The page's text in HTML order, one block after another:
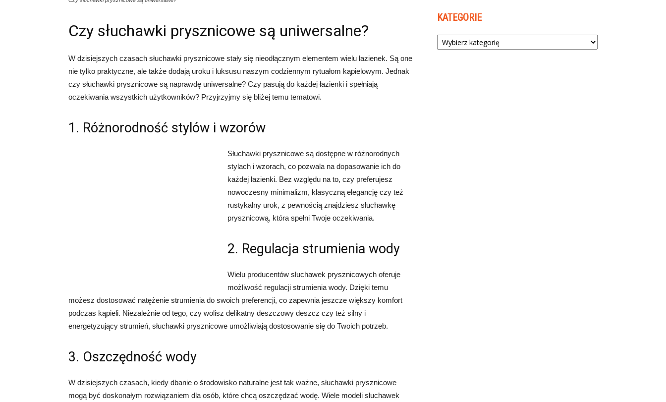
Czy słuchawki prysznicowe są uniwersalne?
W dzisiejszych czasach słuchawki prysznicowe stały się nieodłącznym elementem wielu łazienek. Są one
nie tylko praktyczne, ale także dodają uroku i luksusu naszym codziennym rytuałom kąpielowym. Jednak
czy słuchawki prysznicowe są naprawdę uniwersalne? Czy pasują do każdej łazienki i spełniają
oczekiwania wszystkich użytkowników? Przyjrzyjmy się bliżej temu tematowi.
1. Różnorodność stylów i wzorów
Słuchawki prysznicowe są dostępne w różnorodnych
stylach i wzorach, co pozwala na dopasowanie ich do
każdej łazienki. Bez względu na to, czy preferujesz
nowoczesny minimalizm, klasyczną elegancję czy też
rustykalny urok, z pewnością znajdziesz słuchawkę
prysznicową, która spełni Twoje oczekiwania.
2. Regulacja strumienia wody
Wielu producentów słuchawek prysznicowych oferuje
możliwość regulacji strumienia wody. Dzięki temu
możesz dostosować natężenie strumienia do swoich preferencji, co zapewnia jeszcze większy komfort
podczas kąpieli. Niezależnie od tego, czy wolisz delikatny deszczowy deszcz czy też silny i
energetyzujący strumień, słuchawki prysznicowe umożliwiają dostosowanie się do Twoich potrzeb.
3. Oszczędność wody
W dzisiejszych czasach, kiedy dbanie o środowisko naturalne jest tak ważne, słuchawki prysznicowe
mogą być doskonałym rozwiązaniem dla osób, które chcą oszczędzać wodę. Wiele modeli słuchawek
KATEGORIE
Kategorie